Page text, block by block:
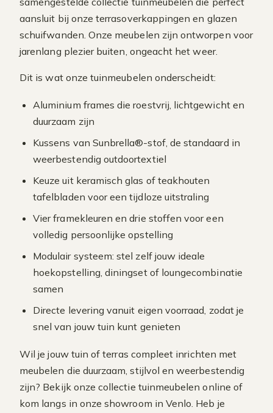
aansluit bij onze terrasoverkappingen en glazen
schuifwanden. Onze meubelen zijn ontworpen voor
jarenlang plezier buiten, ongeacht het weer.
Dit is wat onze tuinmeubelen onderscheidt:
Aluminium frames die roestvrij, lichtgewicht en
duurzaam zijn
Kussens van Sunbrella®-stof, de standaard in
weerbestendig outdoortextiel
Keuze uit keramisch glas of teakhouten
tafelbladen voor een tijdloze uitstraling
Vier framekleuren en drie stoffen voor een
volledig persoonlijke opstelling
Modulair systeem: stel zelf jouw ideale
hoekopstelling, diningset of loungecombinatie
samen
Directe levering vanuit eigen voorraad, zodat je
snel van jouw tuin kunt genieten
Wil je jouw tuin of terras compleet inrichten met
meubelen die duurzaam, stijlvol en weerbestendig
zijn? Bekijk onze collectie tuinmeubelen online of
kom langs in onze showroom in Venlo. Heb je